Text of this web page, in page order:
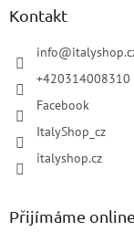
Kontakt
info@
+420314008310
Facebook
ItalyShop_cz
italyshop.cz
Přijímáme